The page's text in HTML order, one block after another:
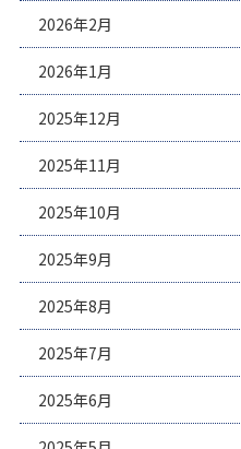
2026年2月
2026年1月
2025年12月
2025年11月
2025年10月
2025年9月
2025年8月
2025年7月
2025年6月